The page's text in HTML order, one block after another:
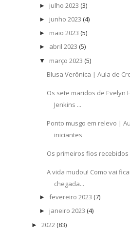
► julho 2023 (3)
► junho 2023 (4)
► maio 2023 (5)
► abril 2023 (5)
▼ março 2023 (5)
Blusa Verônica | Aula de
Os sete maridos de Evelyn
Jenkins ...
Ponto musgo em relevo |
iniciantes
Os primeiros fios recebidos
A vida mudou! Como vai
chegada...
► fevereiro 2023 (7)
► janeiro 2023 (4)
► 2022 (83)